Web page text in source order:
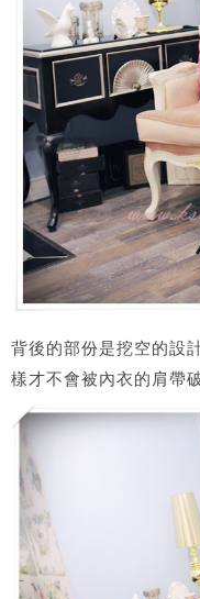
背後的部份是挖空的設
樣才不會被內衣的肩帶